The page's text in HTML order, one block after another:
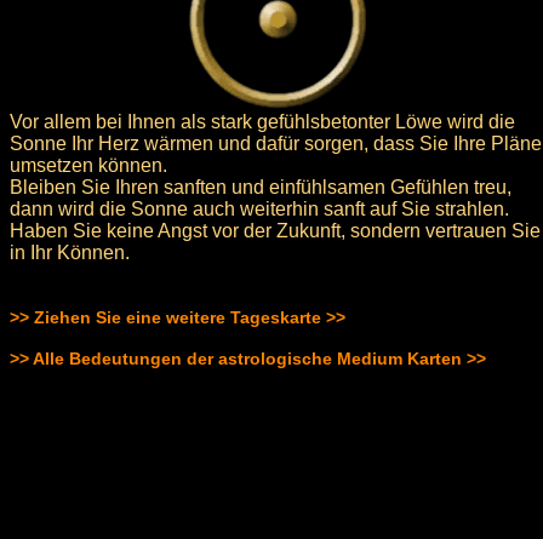
Vor allem bei Ihnen als stark gefühlsbetonter Löwe wird die
Sonne Ihr Herz wärmen und dafür sorgen, dass Sie Ihre Pläne
umsetzen können.
Bleiben Sie Ihren sanften und einfühlsamen Gefühlen treu,
dann wird die Sonne auch weiterhin sanft auf Sie strahlen.
Haben Sie keine Angst vor der Zukunft, sondern vertrauen Sie
in Ihr Können.
>> Ziehen Sie eine weitere Tageskarte >>
>> Alle Bedeutungen der astrologische Medium Karten >>